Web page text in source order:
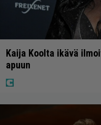
Kaija Koolta ikävä
apuun